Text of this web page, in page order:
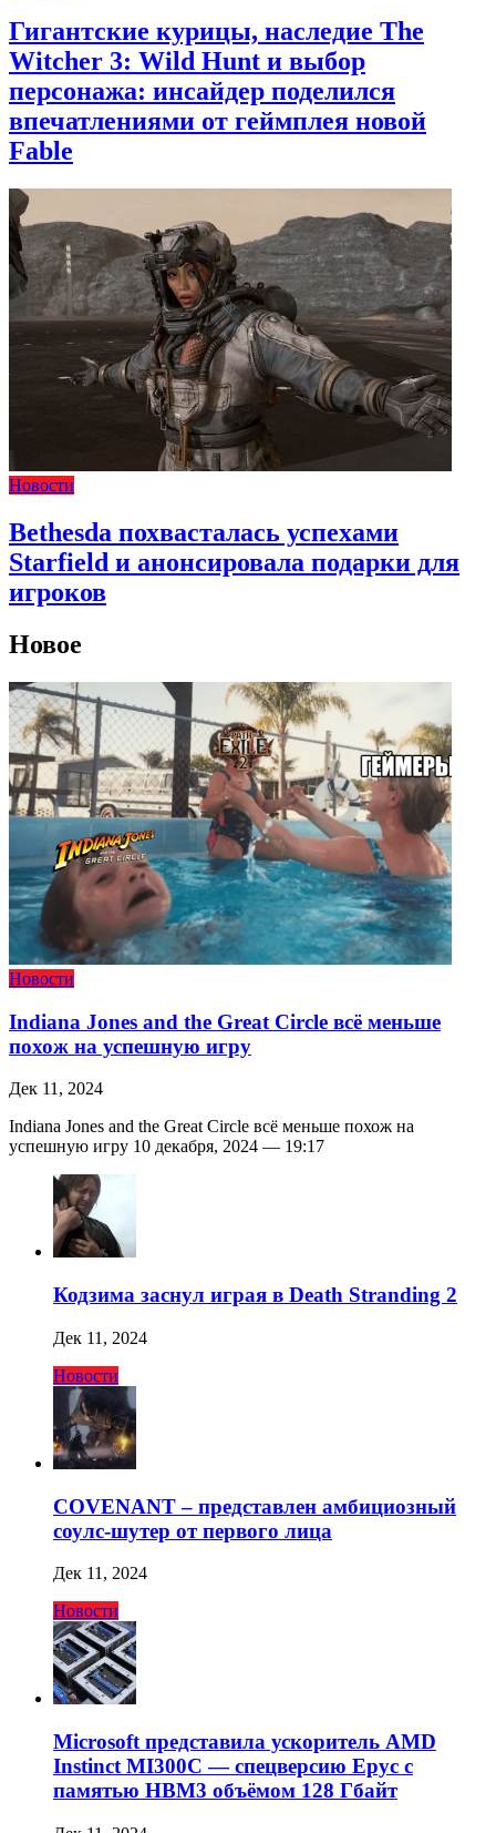
Гигантские курицы, наследие The
Witcher 3: Wild Hunt и выбор
персонажа: инсайдер поделился
впечатлениями от геймплея новой
Fable
Новости
Bethesda похвасталась успехами
Starfield и анонсировала подарки для
игроков
Новое
Новости
Indiana Jones and the Great Circle всё меньше
похож на успешную игру
Дек 11, 2024
Indiana Jones and the Great Circle всё меньше похож на
успешную игру 10 декабря, 2024 — 19:17
Кодзима заснул играя в Death Stranding 2
Дек 11, 2024
Новости
COVENANT – представлен амбициозный
соулс-шутер от первого лица
Дек 11, 2024
Новости
Microsoft представила ускоритель AMD
Instinct MI300C — спецверсию Epyc с
памятью HBM3 объёмом 128 Гбайт